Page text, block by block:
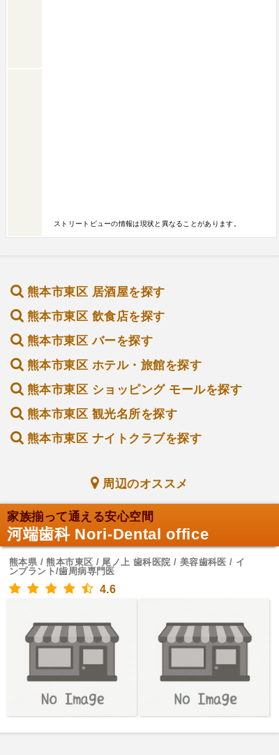
ストリートビューの情報は現状と異なることがあります。
熊本市東区 居酒屋を探す
熊本市東区 飲食店を探す
熊本市東区 バーを探す
熊本市東区 ホテル・旅館を探す
熊本市東区 ショッピング モールを探す
熊本市東区 観光名所を探す
熊本市東区 ナイトクラブを探す
周辺のオススメ
家族揃って通える安心空間
河端歯科 Nori-Dental office
熊本県 / 熊本市東区 / 尾ノ上 歯科医院 / 美容歯科医 / イ
ンプラント/歯周病専門医
4.6